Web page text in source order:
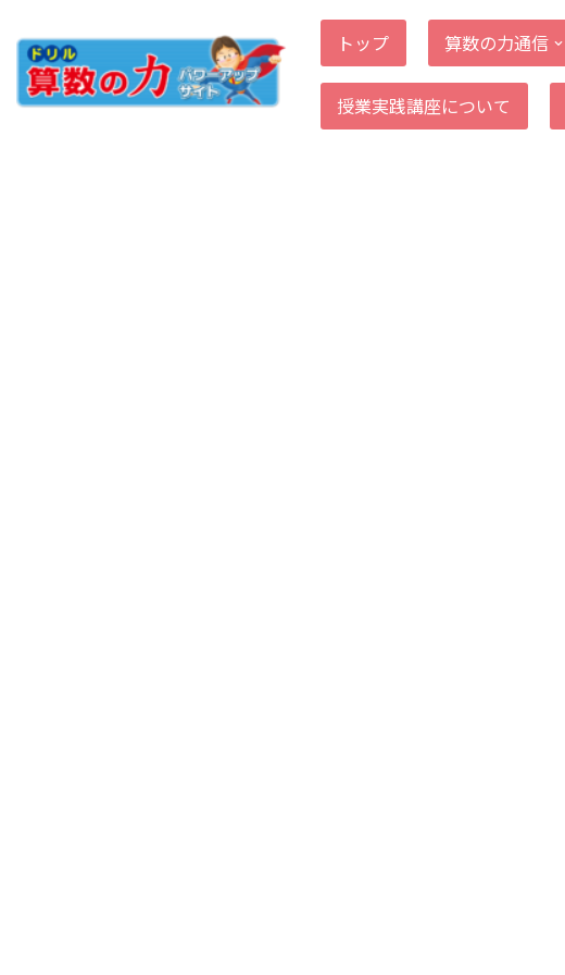
コ
ン
トップ 算数の力通信
授業実践講座について